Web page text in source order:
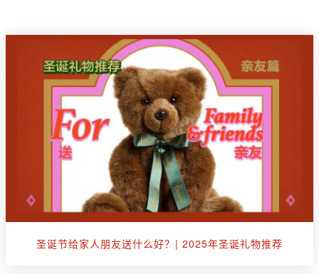
圣诞节给家人朋友送什么好？| 2025年圣诞礼物推荐